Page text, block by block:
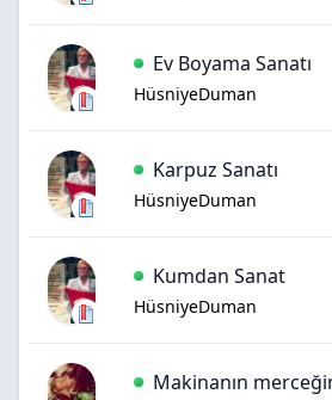
Ev Boyama Sanatı
HüsniyeDuman
Karpuz Sanatı
HüsniyeDuman
Kumdan Sanat
HüsniyeDuman
Makinanın